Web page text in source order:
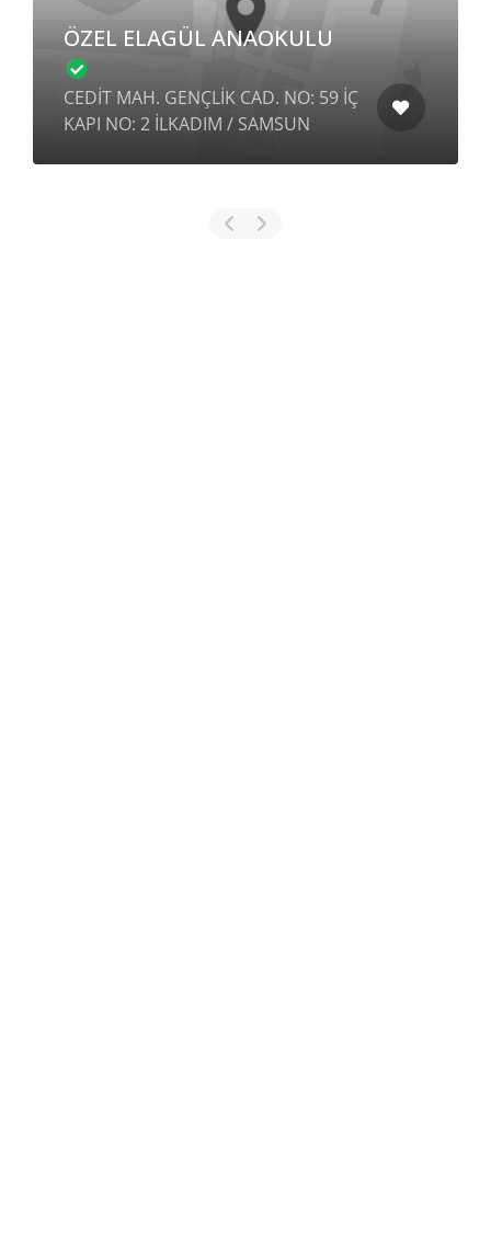
ÖZEL ELAGÜL ANAOKULU
CEDİT MAH. GENÇLİK CAD. NO: 59 İÇ
KAPI NO: 2 İLKADIM / SAMSUN